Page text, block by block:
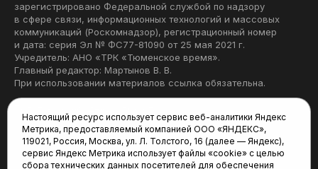
зарегистрировано Федеральной службой по надзору
в сфере связи, информационных технологий и массовых
коммуникаций (Роскомнадзор), регистрационный номер
и дата: серия Эл № ФС77-81090 от 25 мая 2021 г.
Учредитель: АНО «ТРК «Тюменское время».
Главный редактор: Мартынов В. В.
При использовании материалов ссылка обязательна.
Редакция:
625035, Тюмень, пр. Геологоразведчиков, 28А
Настоящий ресурс использует сервис веб-аналитики Яндекс
Метрика, предоставляемый компанией ООО «ЯНДЕКС»,
119021, Россия, Москва, ул. Л. Толстого, 16 (далее — Яндекс),
сервис Яндекс Метрика использует файлы «cookie» с целью
сбора технических данных посетителей для обеспечения